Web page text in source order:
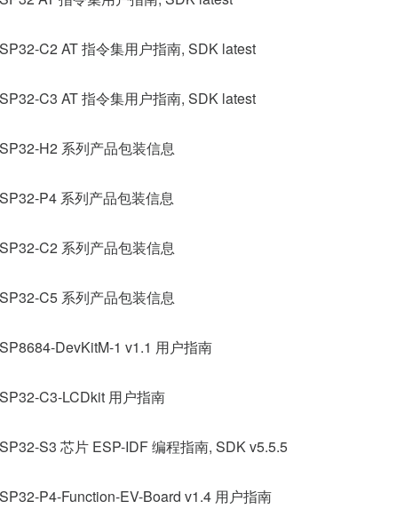
C2 AT 指令集用户指南, SDK latest
C3 AT 指令集用户指南, SDK latest
H2 系列产品包装信息
P4 系列产品包装信息
C2 系列产品包装信息
C5 系列产品包装信息
DevKitM-1 v1.1 用户指南
C3-LCDkit 用户指南
S3 芯片 ESP-IDF 编程指南, SDK v5.5.5
P4-Function-EV-Board v1.4 用户指南